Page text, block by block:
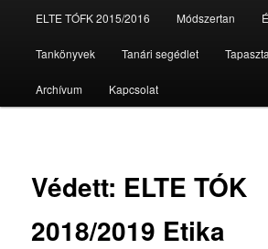
ELTE TÓFK 2015/2016 Módszertan
Tankönyvek Tanári segédlet
Archívum Kapcsolat
Védett: ELTE TÓK
2018/2019 Etika